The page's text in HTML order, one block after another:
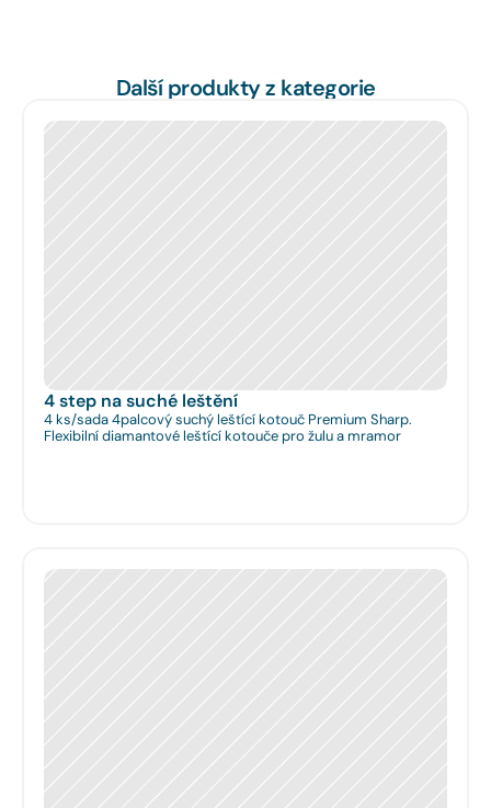
Další produkty z kategorie
4 step na suché leštění
4 ks/sada 4palcový suchý leštící kotouč Premium Sharp.
Flexibilní diamantové leštící kotouče pro žulu a mramor